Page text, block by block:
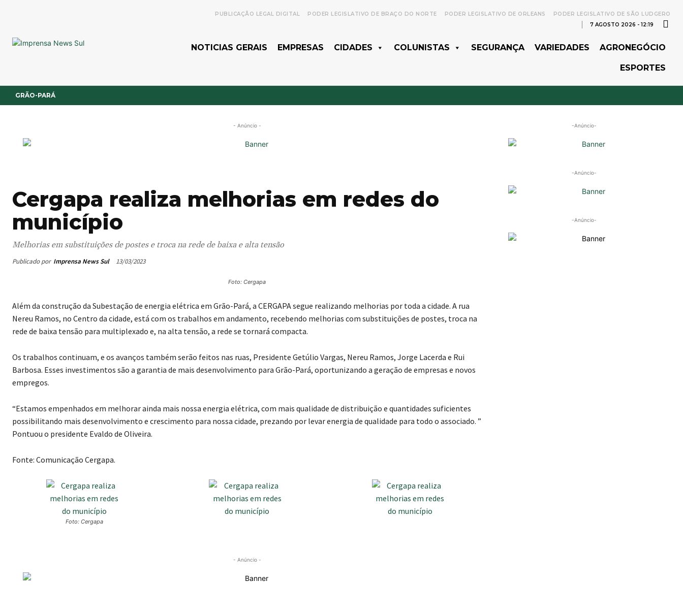
PUBLICAÇÃO LEGAL DIGITAL PODER LEGISLATIVO DE BRAÇO DO NORTE PODER LEGISLATIVO DE ORLEANS
PODER LEGISLATIVO DE SÃO LUDGERO
7 AGOSTO 2026 - 12:19
NOTICIAS GERAIS EMPRESAS CIDADES COLUNISTAS SEGURANÇA VARIEDADES AGRONEGÓCIO
ESPORTES
GRÃO-PARÁ
- Anúncio -
Cergapa realiza melhorias em redes do
município
Melhorias em substituições de postes e troca na rede de baixa e alta tensão
Publicado por Imprensa News Sul 13/03/2023
Foto: Cergapa
Além da construção da Subestação de energia elétrica em Grão-Pará, a CERGAPA segue realizando melhorias por toda a cidade. A rua
Nereu Ramos, no Centro da cidade, está com os trabalhos em andamento, recebendo melhorias com substituições de postes, troca na
rede de baixa tensão para multiplexado e, na alta tensão, a rede se tornará compacta.
Os trabalhos continuam, e os avanços também serão feitos nas ruas, Presidente Getúlio Vargas, Nereu Ramos, Jorge Lacerda e Rui
Barbosa. Esses investimentos são a garantia de mais desenvolvimento para Grão-Pará, oportunizando a geração de empresas e novos
empregos.
“Estamos empenhados em melhorar ainda mais nossa energia elétrica, com mais qualidade de distribuição e quantidades suficientes
possibilitando mais desenvolvimento e crescimento para nossa cidade, prezando por levar energia de qualidade para todo o associado. ”
Pontuou o presidente Evaldo de Oliveira.
Fonte: Comunicação Cergapa.
Foto: Cergapa
- Anúncio -
-Anúncio-
-Anúncio-
-Anúncio-